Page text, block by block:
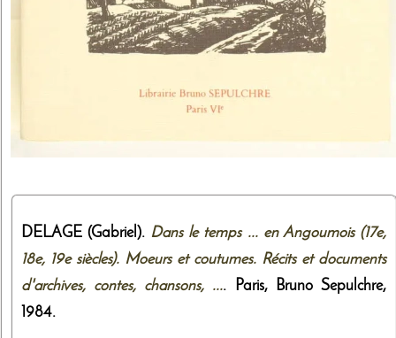
DELAGE (Gabriel). Dans le temps ... en Angoumois (17e,
18e, 19e siècles). Moeurs et coutumes. Récits et documents
d'archives, contes, chansons, .... Paris, Bruno Sepulchre,
1984.